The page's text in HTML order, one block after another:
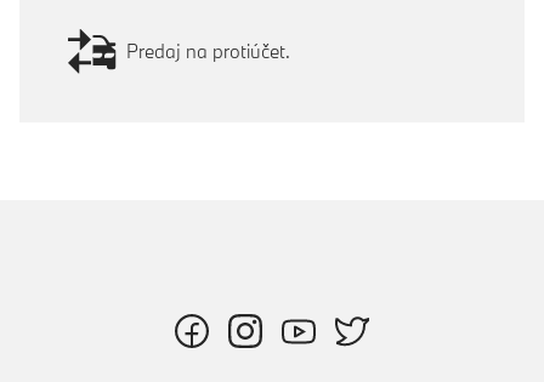
Predaj na protiúčet.